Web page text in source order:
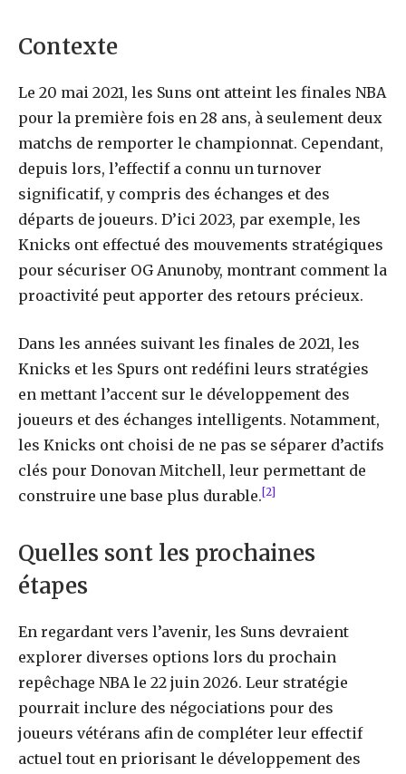
Contexte
Le 20 mai 2021, les Suns ont atteint les finales NBA
pour la première fois en 28 ans, à seulement deux
matchs de remporter le championnat. Cependant,
depuis lors, l’effectif a connu un turnover
significatif, y compris des échanges et des
départs de joueurs. D’ici 2023, par exemple, les
Knicks ont effectué des mouvements stratégiques
pour sécuriser OG Anunoby, montrant comment la
proactivité peut apporter des retours précieux.
Dans les années suivant les finales de 2021, les
Knicks et les Spurs ont redéfini leurs stratégies
en mettant l’accent sur le développement des
joueurs et des échanges intelligents. Notamment,
les Knicks ont choisi de ne pas se séparer d’actifs
clés pour Donovan Mitchell, leur permettant de
construire une base plus durable.[2]
Quelles sont les prochaines
étapes
En regardant vers l’avenir, les Suns devraient
explorer diverses options lors du prochain
repêchage NBA le 22 juin 2026. Leur stratégie
pourrait inclure des négociations pour des
joueurs vétérans afin de compléter leur effectif
actuel tout en priorisant le développement des